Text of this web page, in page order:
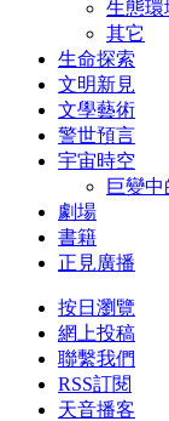
生態環
其它
生命探索
文明新見
文學藝術
警世預言
宇宙時空
巨變
劇場
書籍
正見廣播
按日瀏覽
網上投稿
聯繫我們
RSS訂閱
天音播客